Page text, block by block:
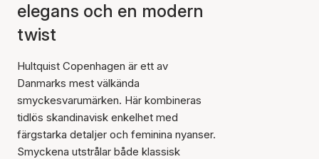
elegans och en modern
twist
Hultquist Copenhagen är ett av
Danmarks mest välkända
smyckesvarumärken. Här kombineras
tidlös skandinavisk enkelhet med
färgstarka detaljer och feminina nyanser.
Smyckena utstrålar både klassisk